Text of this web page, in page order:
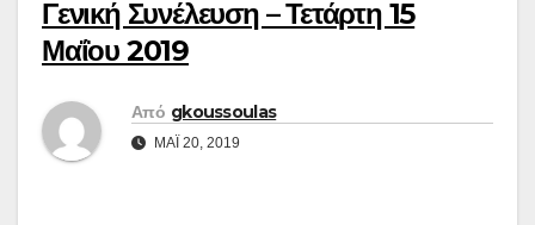
Γενική Συνέλευση – Τετάρτη 15
Μαΐου 2019
Από gkoussoulas
ΜΆΙ 20, 2019